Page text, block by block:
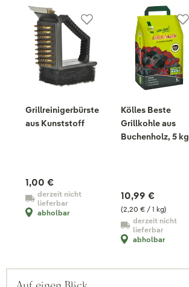
Grillreinigerbürste
aus Kunststoff
1,00 €
derzeit nicht
lieferbar
abholbar
Kölles Beste
Grillkohle aus
Buchenholz, 5 kg
(2,20 € / 1 kg)
10,99 €
derzeit nicht
lieferbar
abholbar